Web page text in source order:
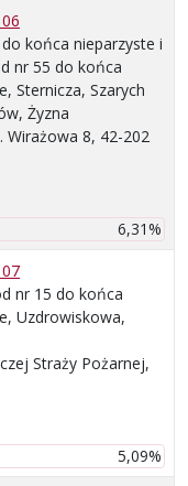
końca nieparzyste i
nr 55 do końca
Sternicza, Szarych
Żyzna
Wirażowa 8, 42-202
6,31%
nr 15 do końca
Uzdrowiskowa,
Straży Pożarnej,
5,09%